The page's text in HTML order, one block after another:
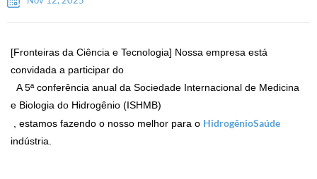
[Fronteiras da Ciência e Tecnologia] Nossa empresa está
convidada a participar do
e Biologia do Hidrogênio (ISHMB)
, estamos fazendo o nosso melhor para o HidrogênioSaúde
indústria.